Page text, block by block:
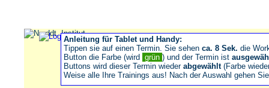
Anleitung für Tablet und Handy:
Tippen sie auf einen Termin. Sie sehen ca. 8 Sek. die
Button die Farbe (wird grün ) und der Termin ist
Buttons wird dieser Termin wieder abgewählt(Farbe
Weise alle Ihre Trainings aus! Nach der Auswahl gehen